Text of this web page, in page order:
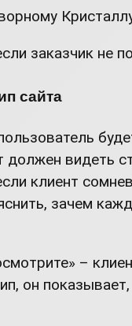
заказчик не
сайта
видеть
клиент
зачем
–
он